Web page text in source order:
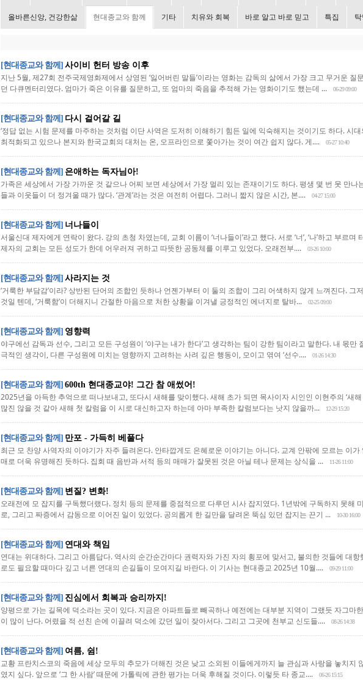
올바른신앙, 건강한삶 현대종교와 함께 기타 치유와 회복 바로 알고 바로 믿고 특집
[현대종교와 함께] 사이비 헌터 방송 이후
지난 5월, 제27회 전주국제영화제에서 상영된 ‘잃어버린 말들’이라는 영화는 감독의 삶에서 가장 크고 무거운
던 다큐멘터리였다. 엄마가 죽은 이유를 질문하고, 또 엄마의 죽음을 추적해 가는 영화이기도 했는데 ...
06-29 09:00
[현대종교와 함께] 다시 걸어갈 길
‘정답 없는 시험 문제를 마주하는 것처럼 이단 사역은 도저히 이해하기 힘든 일에 익숙해지는 것이기도 하다. 시
최적화되고 있으나 본지와 한국교회의 대처는 온, 오프라인으로 쫓아가는 것이 여간 쉽지 않다. 게....
05-27 10:40
[현대종교와 함께] 은애하는 독자님아!
가족은 세상에서 가장 가까운 것 같으나 어찌 보면 세상에서 가장 멀리 있는 존재이기도 하다. 평생 몇 번 못 만
들과 이웃들이 더 정겨울 때가 많다. ‘관계’라는 것은 여전히 어렵다. 그러니 짧지 않은 시간, 본....
04-27 15:00
[현대종교와 함께] 너나들이
서울신대 제자에게 연락이 왔다. 강의 초청 차였는데, 교회 이름이 ‘너나들이’라고 했다. 서로 ‘너’, ‘나’하고 부르
제자의 교회는 모든 성도가 한데 어우러져 귀하고 따뜻한 공동체를 이루고 있었다. 오래전부....
03-26 10:00
[현대종교와 함께] 사라지는 것
‘거룩한 부담감’이라? 상반된 단어의 조합인 듯하나 언젠가부터 이 둘의 조합이 그리 어색하지 않게 느껴진다. 그
것일 텐데, ‘거룩함’이 더해지니 간절한 마음으로 처한 상황을 이겨낼 긍정적인 에너지로 탈바...
02-25 09:00
[현대종교와 함께] 영향력
야구에선 감독과 선수, 그리고 모든 구성원이 ‘야구는 내가 한다’고 생각하는 팀이 강한 팀이라고 말한다. 내 몫
극적인 생각이, 다른 구성원에 미치는 영향까지 고려하는 사려 깊은 행동이, 모이고 엮여 ‘선수....
01-26 14:30
[현대종교와 함께] 600th 현대종교야! 그간 참 애썼어!
2025년을 아득한 추억으로 떠나보내고, 또다시 새해를 맞이했다. 새해 초가 되면 목사이자 시인인 이현주의 ‘새
많진 않을 것 같아 새해 첫 칼럼을 이 시로 대신하고자 하는데 아마 부족한 칼럼보다는 낫지 않을까...
12-29 15:20
[현대종교와 함께] 만포 - 가득히 베풀다
최근 모 찬양 사역자의 이야기가 자주 들려온다. 안타깝게도 은혜로운 이야기는 아니다. 교계 안팎에 모르는 이
매로 더욱 유명해진 듯하다. 집회 때 음반과 서적 등의 매매가 잘못된 것은 아닐 테나 문제는 상식을 ...
11-26 11:00
[현대종교와 함께] 변질? 변화!
오래전에 모 잡지를 구독했더랬다. 정치 등의 문제를 중점적으로 다루던 시사 잡지였다. 1년밖에 구독하지 못해
로, 그리고 짜증에서 감동으로 이어진 일이 있었다. 공의롭게 한 길만을 달려온 뚝심 있던 잡지는 끈기 ...
10-30 16:00
[현대종교와 함께] 연대와 책임
연대는 위대하다. 그리고 아름답다. 역사의 순간순간마다 권력자와 가진 자의 횡포에 맞서고, 불의한 것들에 대
로도 필요할 때마다 깊고 너른 연대의 손길들이 모여지길 바란다. 이 기사는 현대종교 2025년 10월....
09-29 11:00
[현대종교와 함께] 진심에서 회복과 승리까지!
양평으로 가는 길목에 덕소라는 곳이 있다. 지금은 아파트들로 빼곡하나 예전에는 대부분 지역이 그랬듯 자그마
이 많이 난다. 어렸을 적 선친 손에 이끌려 덕소에 갔던 일이 잦아서다. 그리고 그곳에 천부교 신도들....
08-26 14:38
[현대종교와 함께] 여름, 쉼!
교황 프란치스코의 죽음에 세상 모두의 추모가 더해진 것은 낮고 소외된 이들에게까지 늘 관심과 사랑을 놓치지
였지 싶다. 앞으로 ‘그 한 사람’ 때문에 가톨릭에 관한 평가는 더욱 후해질 것이다. 이렇듯 타 종교....
06-26 15:15